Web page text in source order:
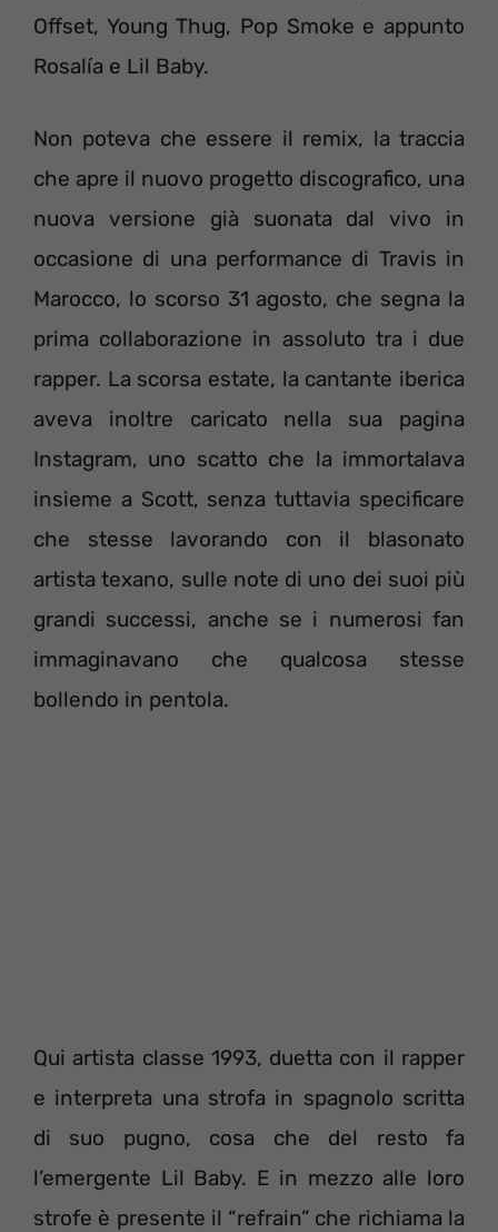
Offset, Young Thug, Pop Smoke e appunto
Rosalía e Lil Baby.
Non poteva che essere il remix, la traccia
che apre il nuovo progetto discografico, una
nuova versione già suonata dal vivo in
occasione di una performance di Travis in
Marocco, lo scorso 31 agosto, che segna la
prima collaborazione in assoluto tra i due
rapper. La scorsa estate, la cantante iberica
aveva inoltre caricato nella sua pagina
Instagram, uno scatto che la immortalava
insieme a Scott, senza tuttavia specificare
che stesse lavorando con il blasonato
artista texano, sulle note di uno dei suoi più
grandi successi, anche se i numerosi fan
immaginavano che qualcosa stesse
bollendo in pentola.
Qui artista classe 1993, duetta con il rapper
e interpreta una strofa in spagnolo scritta
di suo pugno, cosa che del resto fa
l’emergente Lil Baby. E in mezzo alle loro
strofe è presente il “refrain” che richiama la